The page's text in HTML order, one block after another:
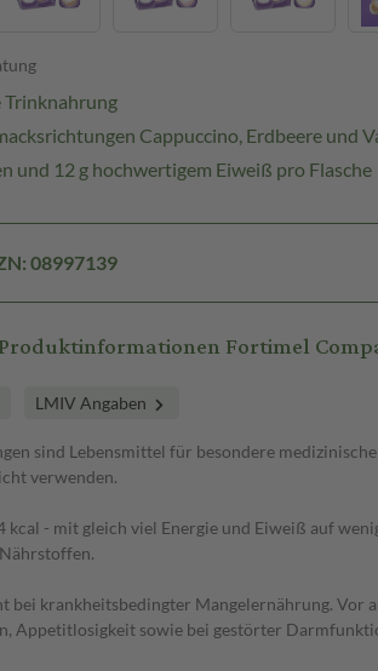
Trinknahrung
Cappuccino, Erdbeere und
und 12 g hochwertigem Eiweiß pro Flasche
08997139
Fortimel
LMIV Angaben
sind Lebensmittel für besondere
verwenden.
kcal - mit gleich viel Energie und Eiweiß auf
bei krankheitsbedingter Mangelernährung. Vor
Appetitlosigkeit sowie bei gestörter